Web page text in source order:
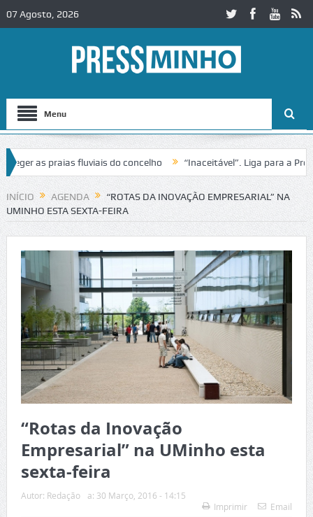
07 Agosto, 2026
Menu
as praias fluviais do concelho “Inaceitável”. Liga para a
de trânsito no IC2 em Alcobaça Igreja do Castelo de
INÍCIO AGENDA
“ROTAS DA INOVAÇÃO EMPRESARIAL” NA
UMINHO ESTA SEXTA-FEIRA
“Rotas da Inovação
Empresarial” na UMinho esta
sexta-feira
Autor: Redação a: 30 Março, 2016 - 14:15
Imprimir
Email